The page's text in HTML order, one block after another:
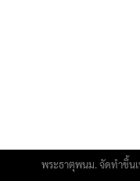
พระธาตุพนม. จัดทำขึ้น